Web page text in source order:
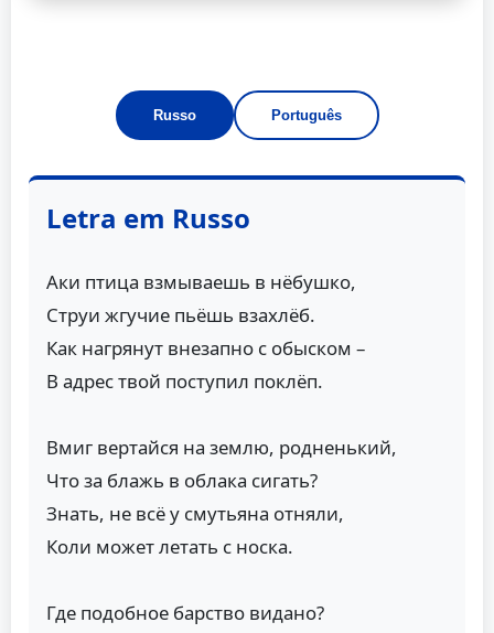
Russo Português
Letra em Russo
Аки птица взмываешь в нёбушко,
Струи жгучие пьёшь взахлёб.
Как нагрянут внезапно с обыском –
В адрес твой поступил поклёп.
Вмиг вертайся на землю, родненький,
Что за блажь в облака сигать?
Знать, не всё у смутьяна отняли,
Коли может летать с носка.
Где подобное барство видано?